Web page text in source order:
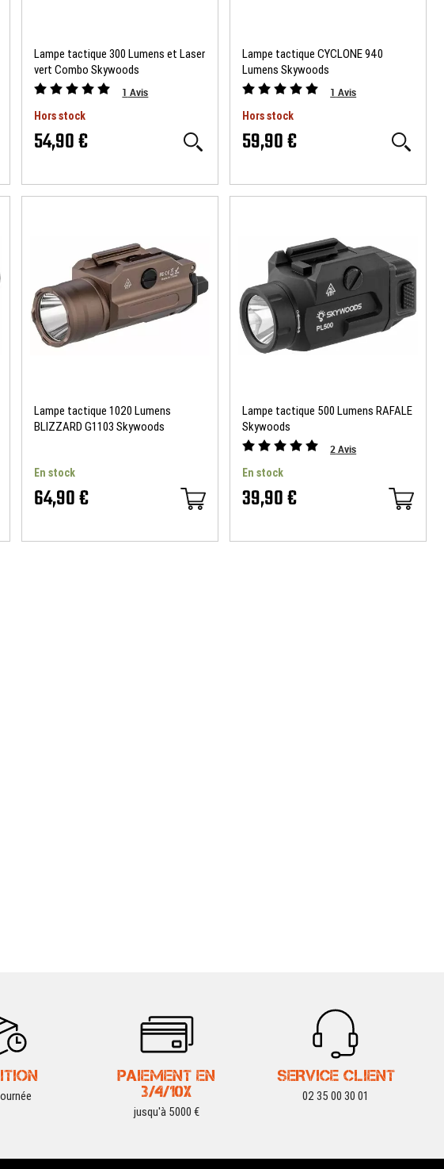
Lampe tactique 300 Lumens et Laser
vert Combo Skywoods
1 Avis
Hors stock
54,90 €
Lampe tactique CYCLONE 940
Lumens Skywoods
1 Avis
Hors stock
59,90 €
Lampe tactique 1020 Lumens
BLIZZARD G1103 Skywoods
En stock
64,90 €
Lampe tactique 500 Lumens RAFALE
Skywoods
2Avis
En stock
39,90 €
PAIEMENT EN
3/4/10X
jusqu'à 5000 €
SERVICE CLIENT
02 35 00 30 01